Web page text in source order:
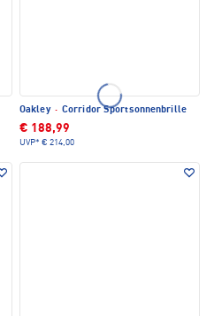
Oakley · Corridor Sportsonnenbrille
€ 188,99
UVP* € 214,00